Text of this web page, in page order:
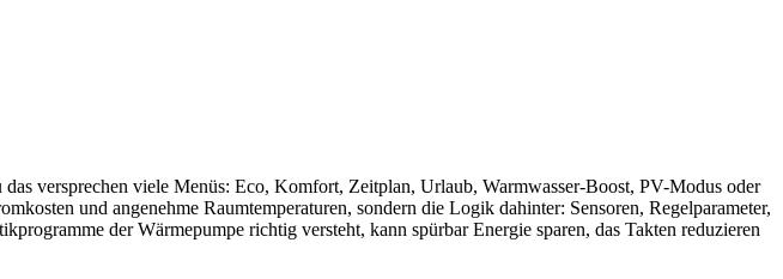
versprechen viele Menüs: Eco, Komfort, Zeitplan, Urlaub, Warmwasser-Boost, PV-Modus oder
und angenehme Raumtemperaturen, sondern die Logik dahinter: Sensoren, Regelparameter,
der Wärmepumpe richtig versteht, kann spürbar Energie sparen, das Takten reduzieren